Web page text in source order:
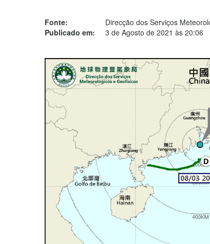
Fonte:
Direcção dos Serviços
Publicado em:
3 de Agosto de 2021 às 20:06